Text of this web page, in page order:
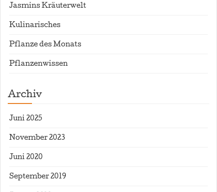
Jasmins Kräuterwelt
Kulinarisches
Pflanze des Monats
Pflanzenwissen
Archiv
Juni 2025
November 2023
Juni 2020
September 2019